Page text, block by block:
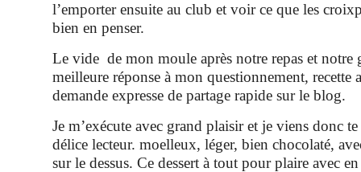
l’emporter ensuite au club et voir ce que les
bien en penser.
Le vide de mon moule après notre repas et notre
meilleure réponse à mon questionnement, recette
demande expresse de partage rapide sur le blog.
Je m’exécute avec grand plaisir et je viens donc
délice lecteur. moelleux, léger, bien chocolaté,
sur le dessus. Ce dessert à tout pour plaire avec